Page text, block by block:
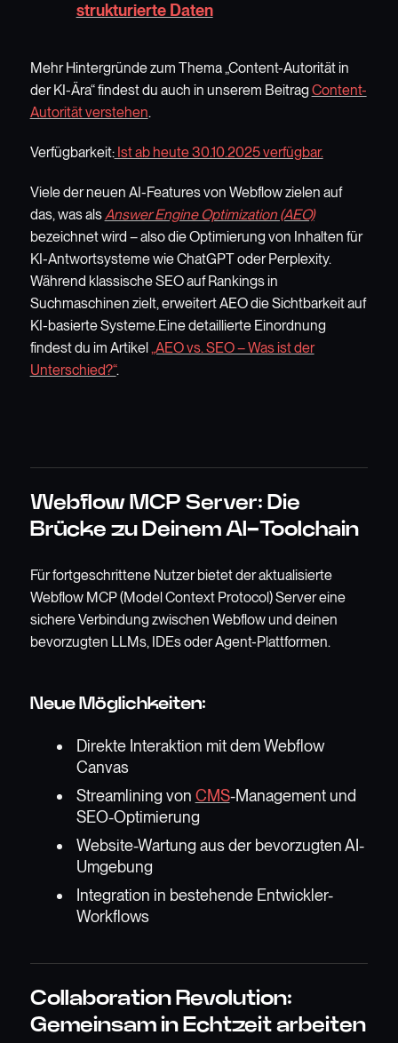
strukturierte Daten
Mehr Hintergründe zum Thema „Content-Autorität in
der KI-Ära“ findest du auch in unserem Beitrag Content-
Autorität verstehen.
Verfügbarkeit:Ist ab heute 30.10.2025 verfügbar.
Viele der neuen AI-Features von Webflow zielen auf
das, was alsAnswer Engine Optimization (AEO)
bezeichnet wird – also die Optimierung von Inhalten für
KI-Antwortsysteme wie ChatGPT oder Perplexity.
Während klassische SEO auf Rankings in
Suchmaschinen zielt, erweitert AEO die Sichtbarkeit auf
KI-basierte Systeme.Eine detaillierte Einordnung
findest du im Artikel „AEO vs. SEO – Was ist der
Unterschied?“.
Webflow MCP Server: Die
Brücke zu Deinem AI-Toolchain
Für fortgeschrittene Nutzer bietet der aktualisierte
Webflow MCP (Model Context Protocol) Server eine
sichere Verbindung zwischen Webflow und deinen
bevorzugten LLMs, IDEs oder Agent-Plattformen.
Neue Möglichkeiten:
Direkte Interaktion mit dem Webflow
Canvas
Streamlining von CMS-Management und
SEO-Optimierung
Website-Wartung aus der bevorzugten AI-
Umgebung
Integration in bestehende Entwickler-
Workflows
Collaboration Revolution:
Gemeinsam in Echtzeit arbeiten